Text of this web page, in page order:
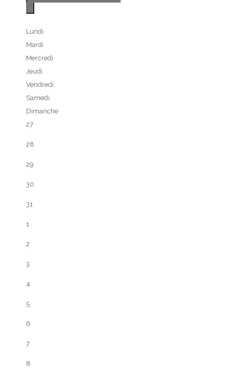
Lundi
Mardi
Mercredi
Jeudi
Vendredi
Samedi
Dimanche
27
28
29
30
31
1
2
3
4
5
6
7
8